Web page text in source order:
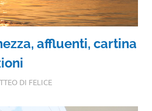
affluenti, cartina
DI FELICE